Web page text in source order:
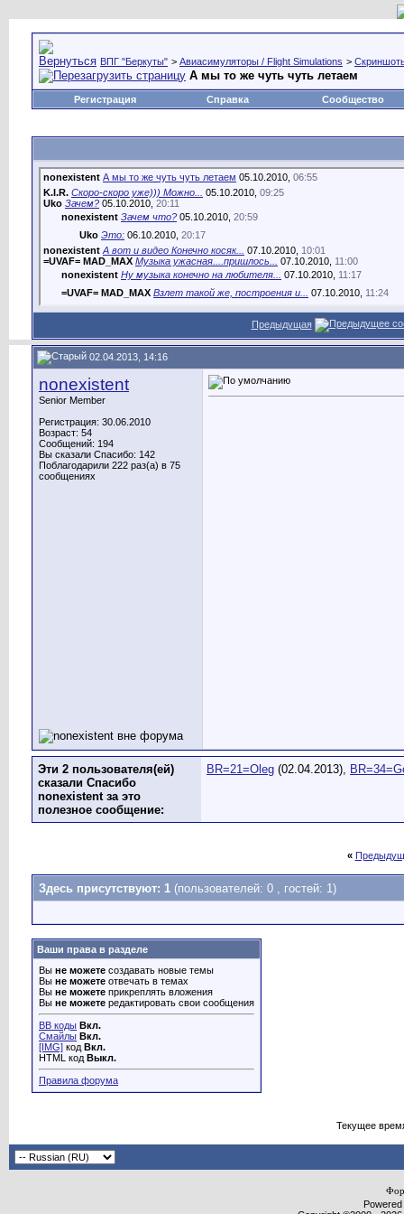
ВПГ "Беркуты" > Авиасимуляторы / Flight Simulations >
А мы то же чуть чуть летаем
Регистрация Справка Сообщество
nonexistent А мы то же чуть чуть летаем 05.10.2010, 06:55
K.I.R. Скоро-скоро уже))) Можно... 05.10.2010, 09:25
Uko Зачем? 05.10.2010, 20:11
nonexistent Зачем что? 05.10.2010, 20:59
Uko Это: 06.10.2010, 20:17
nonexistent А вот и видео Конечно косяк... 07.10.2010, 10:01
=UVAF= MAD_MAX Музыка ужасная....пришлось... 07.10.2010, 11:00
nonexistent Ну музыка конечно на любителя... 07.10.2010, 11:17
=UVAF= MAD_MAX Взлет такой же, построения и... 07.10.2010, 11:24
Дополнительные ответы в подтемах
07.10.2010,11:22
nonexistent Мы тут в гости сходили.......13.12.2010,23:00
nonexistent Старшие товарищи У нас хоть...
BR=34=Gosha Класс! Молодцы! Растете на...14.01.2011,17:39
K.I.R. Заметил такую штуку, после...14.01.2011,
BR=49=Sliver
BR-Aviator
BR=34=Gosha
Предыдущая
02.04.2013, 14:16
nonexistent
Senior Member
Регистрация: 30.06.2010
Возраст: 54
Сообщений: 194
Вы сказали Спасибо: 142
Поблагодарили 222 раз(а) в 75
сообщениях
Эти 2 пользователя(ей)
сказали Спасибо
nonexistent за это
полезное сообщение:
BR=21=Oleg (02.04.2013),
«
Здесь присутствуют: 1 (пользователей: 0 , гостей: 1)
Ваши права в разделе
Вы не можете создавать новые темы
Вы не можете отвечать в темах
Вы не можете прикреплять вложения
Вы не можете редактировать свои сообщения
BB коды Вкл.
Смайлы Вкл.
[IMG] код Вкл.
HTML код Выкл.
Правила форума
Текущее